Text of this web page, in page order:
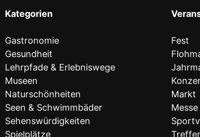
Kategorien
Gastronomie
Gesundheit
Lehrpfade & Erlebniswege
Museen
Naturschönheiten
Seen & Schwimmbäder
Sehenswürdigkeiten
Spielplätze
Fest
Markt
Messe